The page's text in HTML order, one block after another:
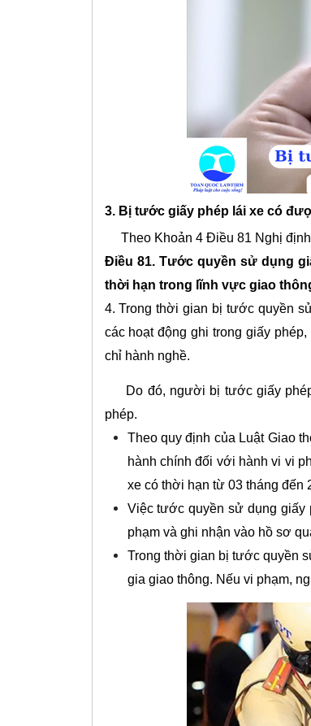
3. Bị tước giấy phép lái xe có
Theo Khoản 4 Điều 81 Nghị
Điều 81. Tước quyền sử dụng
thời hạn trong lĩnh vực giao
4. Trong thời gian bị tước quyền
các hoạt động ghi trong giấy
chỉ hành nghề.
Do đó, người bị tước giấy
phép.
Theo quy định của Luật Giao
hành chính đối với hành vi vi
xe có thời hạn từ 03 tháng đến
Việc tước quyền sử dụng
phạm và ghi nhận vào hồ sơ
Trong thời gian bị tước quyền
gia giao thông. Nếu vi phạm,